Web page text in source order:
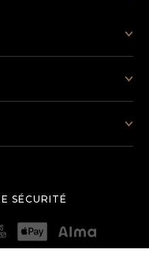
SÉCURITÉ